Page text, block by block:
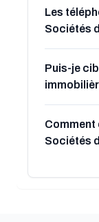
Les
Sociétés
Puis-je
Sociétés